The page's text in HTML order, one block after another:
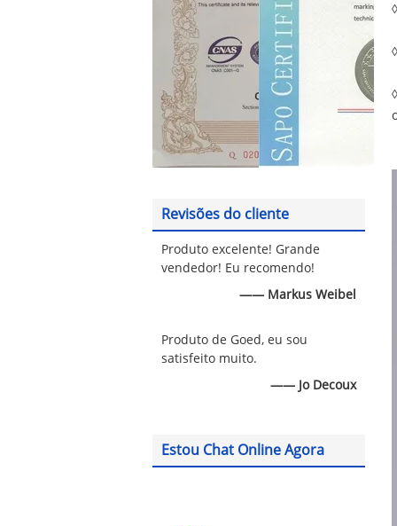
Revisões do cliente
Produto excelente! Grande
vendedor! Eu recomendo!
—— Markus Weibel
Produto de Goed, eu sou
satisfeito muito.
—— Jo Decoux
Estou Chat Online Agora